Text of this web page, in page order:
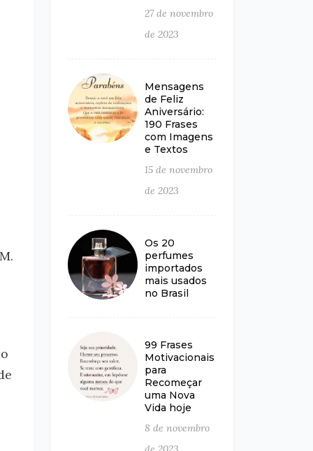
27 de novembro
de 2023
Mensagens
de Feliz
Aniversário:
190 Frases
com Imagens
e Textos
15 de novembro
de 2023
Os 20
perfumes
importados
mais usados
no Brasil
99 Frases
Motivacionais
para
Recomeçar
uma Nova
Vida hoje
8 de novembro